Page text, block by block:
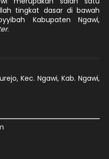
tingkat dasar di bawah
Kabupaten Ngawi,
.
Kec. Ngawi, Kab. Ngawi,